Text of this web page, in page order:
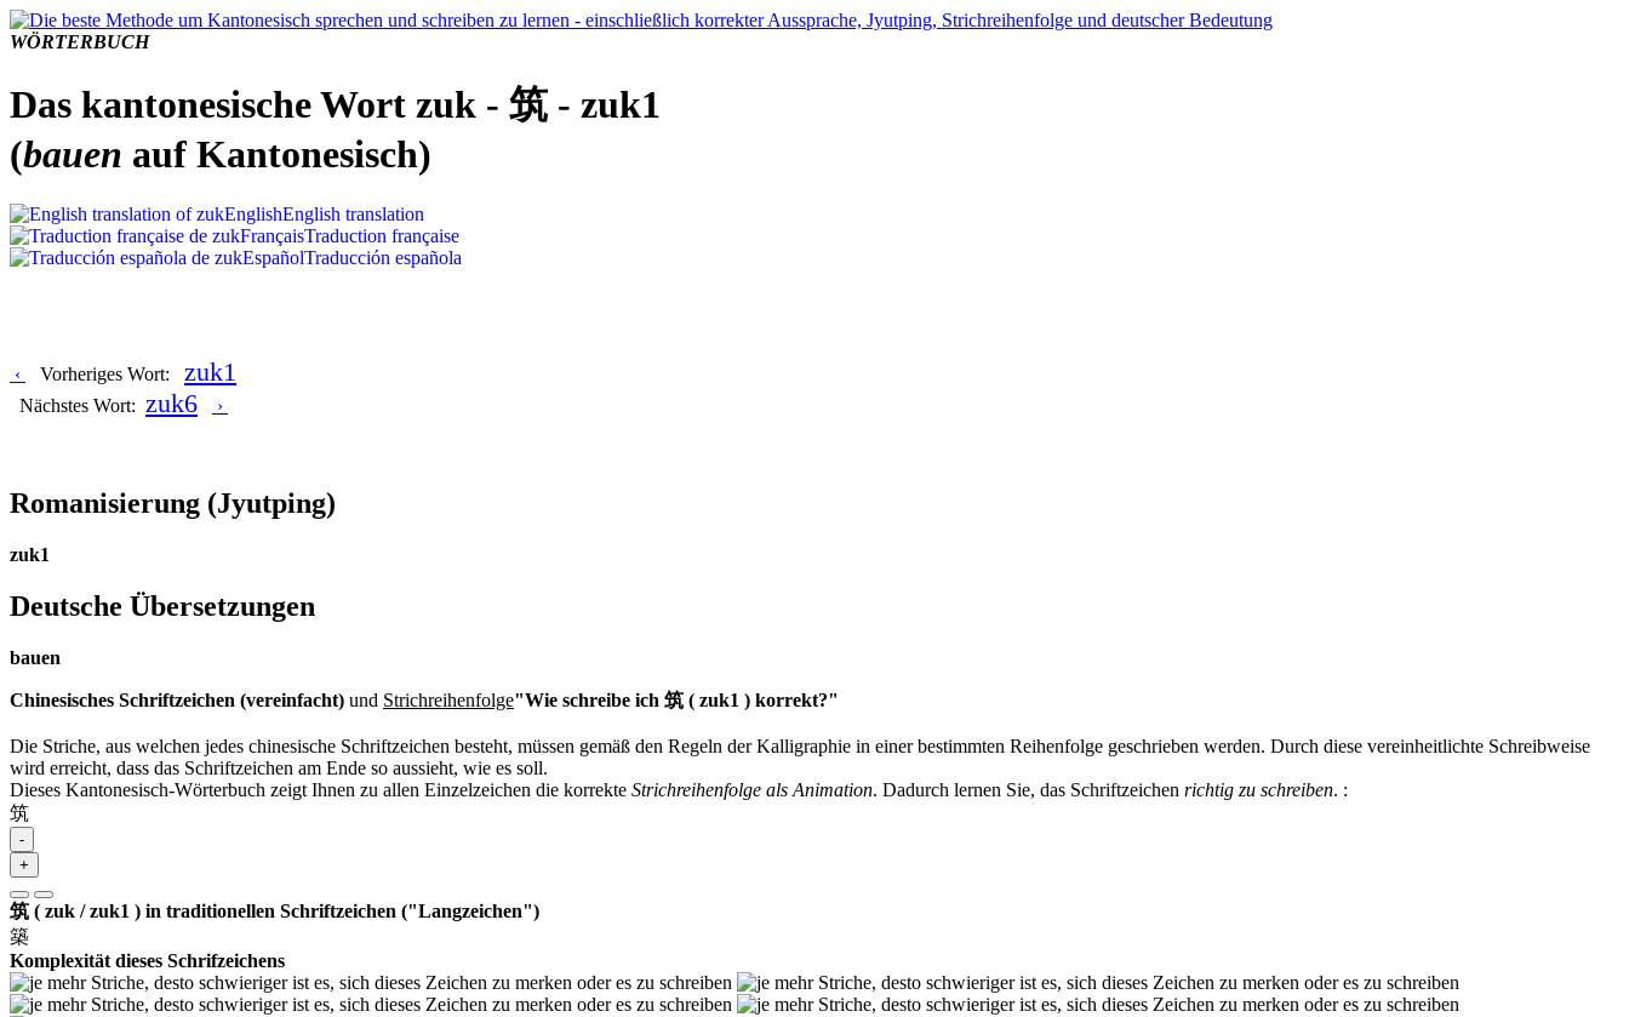
WÖRTERBUCH
Das kantonesische Wort zuk - 筑 - zuk1
(bauen auf Kantonesisch)
EnglishEnglish translation
FrançaisTraduction française
EspañolTraducción española
‹ Vorheriges Wort: zuk1
Nächstes Wort: zuk6 ›
Romanisierung (Jyutping)
zuk1
Deutsche Übersetzungen
bauen
Chinesisches Schriftzeichen (vereinfacht) und Strichreihenfolge"Wie schreibe ich 筑 ( zuk1 ) korrekt?"
Die Striche, aus welchen jedes chinesische Schriftzeichen besteht, müssen gemäß den Regeln der Kalligraphie in einer bestimmten Reihenfolge geschrieben werden. Durch diese vereinheitlichte Schreibweise
wird erreicht, dass das Schriftzeichen am Ende so aussieht, wie es soll.
Dieses Kantonesisch-Wörterbuch zeigt Ihnen zu allen Einzelzeichen die korrekte Strichreihenfolge als Animation. Dadurch lernen Sie, das Schriftzeichen richtig zu schreiben. :
筑
-
+
筑 ( zuk / zuk1 ) in traditionellen Schriftzeichen ("Langzeichen")
築
Komplexität dieses Schrifzeichens